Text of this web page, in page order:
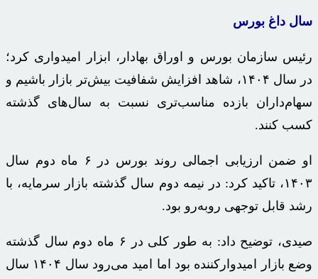
سال داغ بورس
رئیس سازمان بورس و اوراق بهادار، ابزار امیدواری کرد؛
در سال ۱۴۰۴، شاهد افزایش شفافیت بیش‌تر بازار باشیم و
سهام‌داران بازده مناسب‌تری نسبت به سال‌های گذشته
کسب کنند.
او ضمن ارزیابی اجمالی روند بورس در ۶ ماه دوم سال
۱۴۰۳، تاکید کرد: در نیمه دوم سال گذشته بازار سرمایه، با
رشد قابل توجهی روبه‌رو بود.
صیدی، توضیح داد: به طور کلی در ۶ ماه دوم سال گذشته
وضع بازار امیدوارکننده بود اما امید می‌رود سال ۱۴۰۴ سال